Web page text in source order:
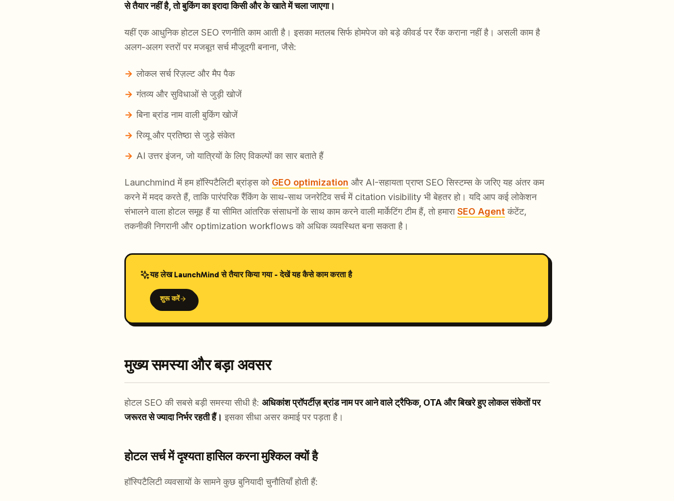
से तैयार नहीं है, तो बुकिंग का इरादा किसी और के खाते में चला जाएगा।
यहीं एक आधुनिक होटल SEO रणनीति काम आती है। इसका मतलब सिर्फ होमपेज को बड़े कीवर्ड पर रैंक कराना नहीं है। असली काम है
अलग-अलग स्तरों पर मजबूत सर्च मौजूदगी बनाना, जैसे:
लोकल सर्च रिज़ल्ट और मैप पैक
गंतव्य और सुविधाओं से जुड़ी खोजें
बिना ब्रांड नाम वाली बुकिंग खोजें
रिव्यू और प्रतिष्ठा से जुड़े संकेत
AI उत्तर इंजन, जो यात्रियों के लिए विकल्पों का सार बताते हैं
Launchmind में हम हॉस्पिटैलिटी ब्रांड्स को GEO optimization और AI-सहायता प्राप्त SEO सिस्टम्स के जरिए यह अंतर कम
करने में मदद करते हैं, ताकि पारंपरिक रैंकिंग के साथ-साथ जनरेटिव सर्च में citation visibility भी बेहतर हो। यदि आप कई लोकेशन
संभालने वाला होटल समूह हैं या सीमित आंतरिक संसाधनों के साथ काम करने वाली मार्केटिंग टीम हैं, तो हमाराSEO Agent कंटेंट,
तकनीकी निगरानी और optimization workflows को अधिक व्यवस्थित बना सकता है।
यह लेख LaunchMind से तैयार किया गया - देखें यह कैसे काम करता है
शुरू करें
मुख्य समस्या और बड़ा अवसर
होटल SEO की सबसे बड़ी समस्या सीधी है: अधिकांश प्रॉपर्टीज़ ब्रांड नाम पर आने वाले ट्रैफिक, OTA और बिखरे हुए लोकल संकेतों पर
जरूरत से ज्यादा निर्भर रहती हैं। इसका सीधा असर कमाई पर पड़ता है।
होटल सर्च में दृश्यता हासिल करना मुश्किल क्यों है
हॉस्पिटैलिटी व्यवसायों के सामने कुछ बुनियादी चुनौतियाँ होती हैं: